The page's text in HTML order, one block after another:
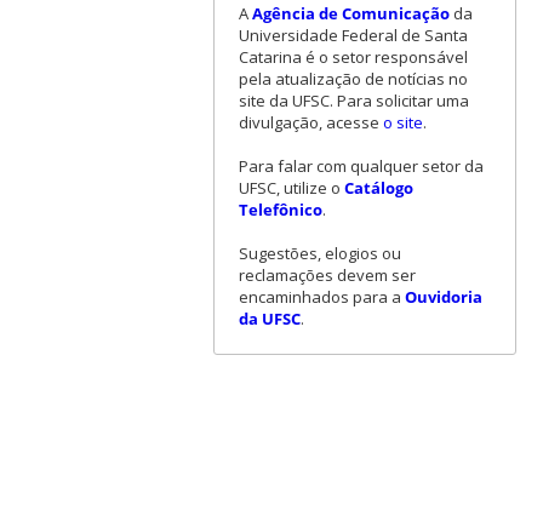
AAgência de Comunicaçãoda
Universidade Federal de Santa
Catarina é o setor responsável
pela atualização de notícias no
site da UFSC. Para solicitar uma
divulgação, acesse o site.
Para falar com qualquer setor da
UFSC, utilize o Catálogo
Telefônico.
Sugestões, elogios ou
reclamações devem ser
encaminhados para a Ouvidoria
da UFSC.